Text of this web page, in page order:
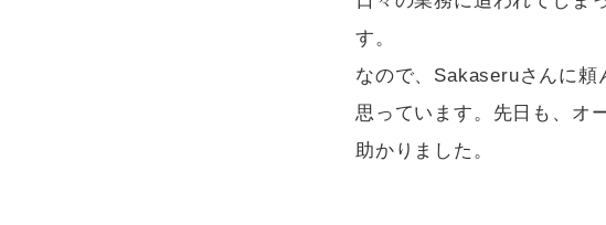
す。
なので、Sakaseruさんに頼
思っています。先日も、オ
助かりました。